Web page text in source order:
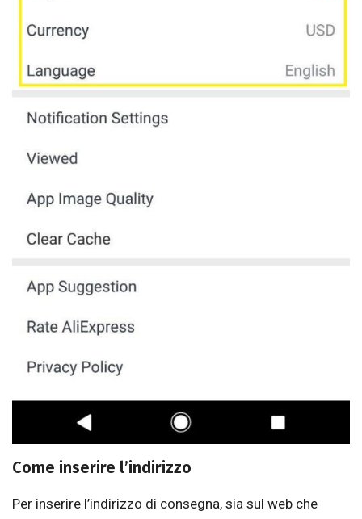
Come inserire l’indirizzo
Per inserire l’indirizzo di consegna, sia sul web che